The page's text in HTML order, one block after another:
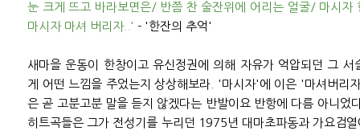
눈 크게 뜨고 바라보면은/ 반쯤 찬 술잔위에 어리는 얼굴/ 마시
마시자 마셔 버리자..' - '한잔의 추억'
새마을 운동이 한창이고 유신정권에 의해 자유가 억압되던 그
게 어떤 느낌을 주었는지 상상해보라. '마시자'에 이은 '마셔버리
은 곧 고분고분 말을 듣지 않겠다는 반발이요 반항에 다름 아니었
히트곡들은 그가 전성기를 누리던 1975년 대마초파동과 가요검